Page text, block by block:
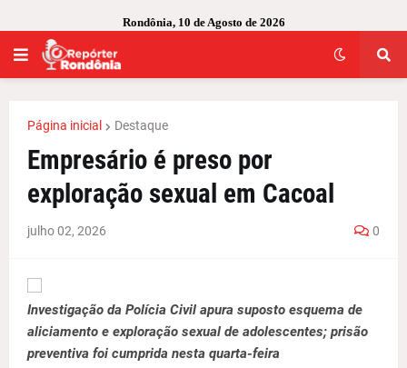
Rondônia, 10 de Agosto de 2026
Página inicial Destaque
Empresário é preso por
exploração sexual em Cacoal
julho 02, 2026 0
Investigação da Polícia Civil apura suposto esquema de
aliciamento e exploração sexual de adolescentes; prisão
preventiva foi cumprida nesta quarta-feira